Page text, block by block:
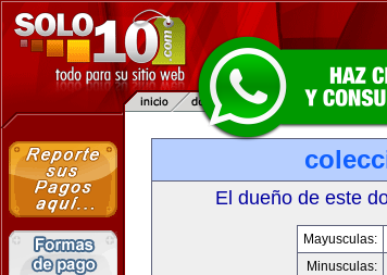
El dueño de este
Mayusculas:
Minusculas: